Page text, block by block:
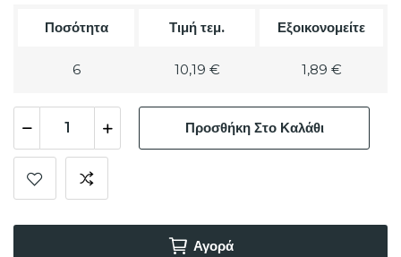
Ποσότητα Τιμή τεμ. Εξοικονομείτε
6 10,19 € 1,89 €
Προσθήκη Στο Καλάθι
Αγορά